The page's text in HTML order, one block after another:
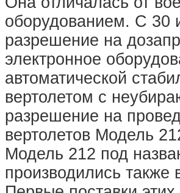
оборудованием. С 30
разрешение на
электронное
автоматической
вертолетом с
разрешение на
вертолетов Модель
Модель 212 под
производились